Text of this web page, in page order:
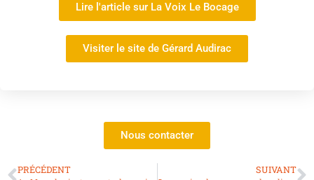
Lire l'article sur La Voix Le Bocage
Visiter le site de Gérard Audirac
Nous contacter
PRÉCÉDENT SUIVANT